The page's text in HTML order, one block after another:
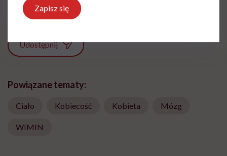
Zobacz profil
Udostępnij
Powiązane tematy:
Ciało Kobiecość Kobieta Mózg
WIMIN
Zapisz się